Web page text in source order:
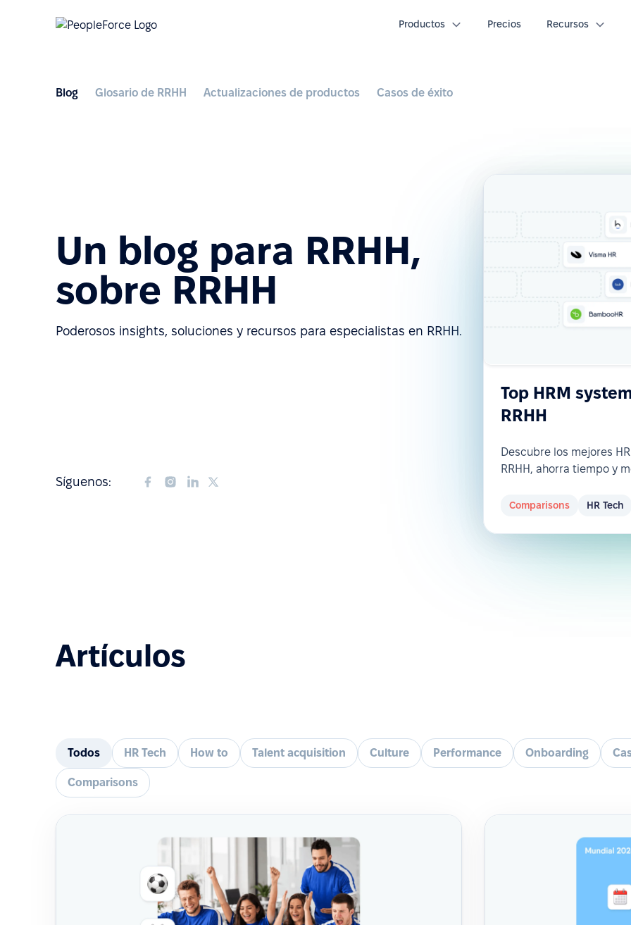
Productos Precios Recursos
Blog Glosario de RRHH Actualizaciones de productos Casos de éxito
Un blog para RRHH,
sobre RRHH
Poderosos insights, soluciones y recursos para especialistas en RRHH.
Síguenos:
Top HRM
RRHH
Descubre los mejores
RRHH, ahorra tiempo y
Comparisons HR Tech
Artículos
Todos HR Tech How to Talent acquisition Culture Performance Onboarding
Comparisons